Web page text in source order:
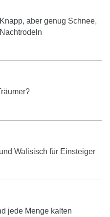
Knapp, aber genug Schnee,
Nachtrodeln
Walisisch für Einsteiger
jede Menge kalten